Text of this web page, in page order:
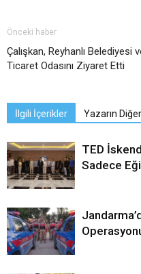
Önceki haber
Çalışkan, Reyhanlı Belediyesi
Ticaret Odasını Ziyaret Etti
İlgili İçerikler Yazarın
TED
Sadece